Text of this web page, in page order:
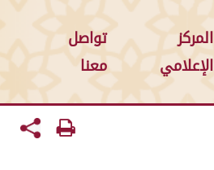
المركز
الإعلامي
تواصل
معنا